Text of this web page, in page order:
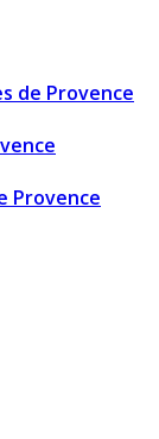
de Provence
Provence